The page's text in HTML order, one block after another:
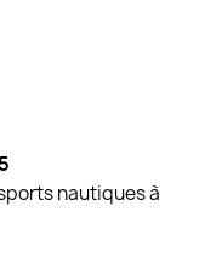
nautiques à